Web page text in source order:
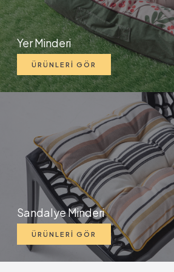
Yer Minderi
ÜRÜNLERİ GÖR
Sandalye Minderi
ÜRÜNLERİ GÖR